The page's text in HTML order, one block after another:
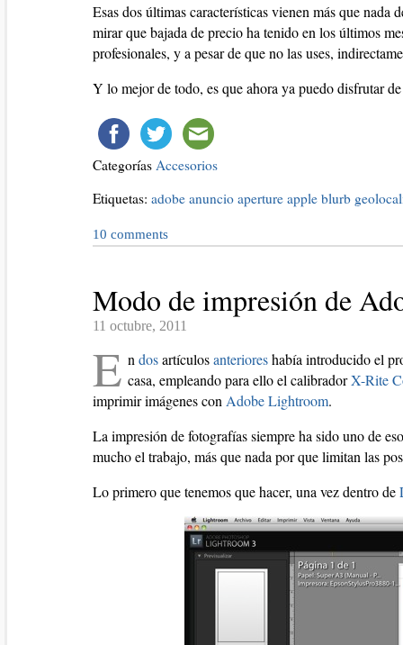
Esas dos últimas características vienen más que nada
mirar que bajada de precio ha tenido en los últimos
profesionales, y a pesar de que no las uses,
Y lo mejor de todo, es que ahora ya puedo disfrutar
Categorías Accesorios
Etiquetas: adobe anuncio aperture apple blurb
10 comments
Modo de impresión de
11 octubre, 2011
E ndosartículosanterioreshabía introducido el
casa, empleando para ello el calibradorX-Rite
imprimir imágenes con Adobe Lightroom.
La impresión de fotografías siempre ha sido uno de
mucho el trabajo, más que nada por que limitan las
Lo primero que tenemos que hacer, una vez dentro de